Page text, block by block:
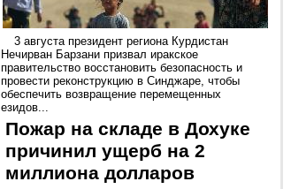
3 августа президент региона Курдистан
Нечирван Барзани призвал иракское
правительство восстановить безопасность и
провести реконструкцию в Синджаре, чтобы
обеспечить возвращение перемещенных
езидов...
Пожар на складе в Дохуке
причинил ущерб на 2
миллиона долларов